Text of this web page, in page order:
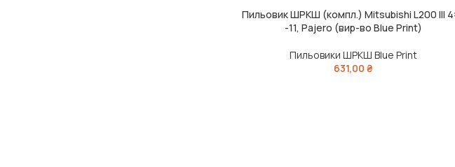
ДОДАТИ В КОШИК
Пильовик ШРКШ (компл.) Mitsubishi L200 III
-11, Pajero (вир-во Blue Print)
Пильовики ШРКШ Blue Print
631,00₴